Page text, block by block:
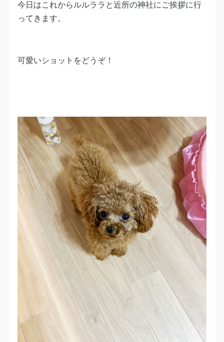
今日はこれからルルララと近所の神社にご挨拶に行
ってきます。
可愛いショットをどうぞ！